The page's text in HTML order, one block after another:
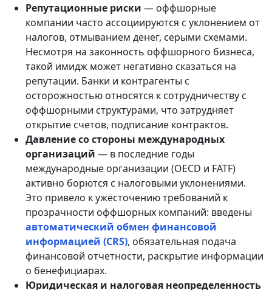
Репутационные риски — оффшорные
компании часто ассоциируются с уклонением от
налогов, отмыванием денег, серыми схемами.
Несмотря на законность оффшорного бизнеса,
такой имидж может негативно сказаться на
репутации. Банки и контрагенты с
осторожностью относятся к сотрудничеству с
оффшорными структурами, что затрудняет
открытие счетов, подписание контрактов.
Давление со стороны международных
организаций — в последние годы
международные организации (OECD и FATF)
активно борются с налоговыми уклонениями.
Это привело к ужесточению требований к
прозрачности оффшорных компаний: введены
автоматический обмен финансовой
информацией (CRS), обязательная подача
финансовой отчетности, раскрытие информации
о бенефициарах.
Юридическая и налоговая неопределенность